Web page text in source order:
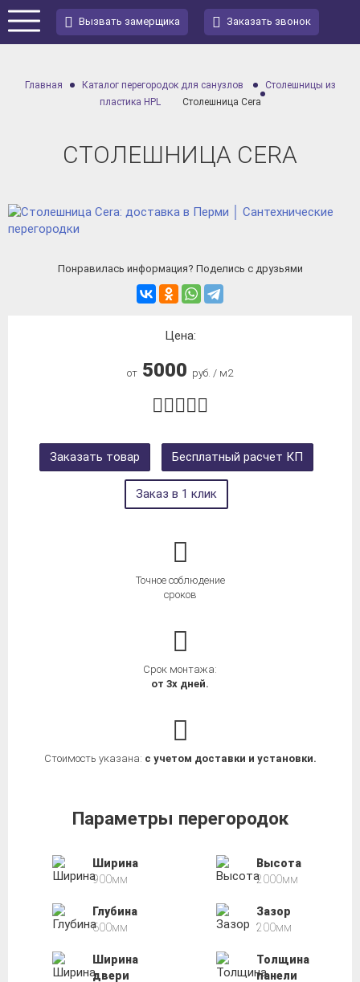
Вызвать замерщика Заказать звонок
Главная Каталог перегородок для санузлов
Столешницы из
пластика HPL
Столешница Cera
СТОЛЕШНИЦА CERA
Понравилась информация? Поделись с друзьями
Цена:
от 5000 руб. / м2
Заказать товар Бесплатный расчет КП
Заказ в 1 клик
Точное соблюдение
сроков
Срок монтажа:
от 3х дней.
Стоимость указана: с учетом доставки и установки.
Параметры перегородок
Ширина
900мм
Высота
2000мм
Глубина
600мм
Зазор
200мм
Ширина
двери
Толщина
панели